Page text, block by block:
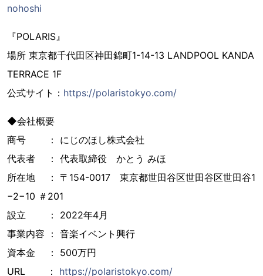
nohoshi
『POLARIS』
場所 東京都千代田区神田錦町1-14-13 LANDPOOL KANDA
TERRACE 1F
公式サイト： https://polaristokyo.com/
◆会社概要
商号 ： にじのほし株式会社
代表者 ： 代表取締役 かとう みほ
所在地 ： 〒154-0017 東京都世田谷区世田谷区世田谷1
−2−10 ＃201
設立 ： 2022年4月
事業内容 ： 音楽イベント興行
資本金 ： 500万円
URL ： https://polaristokyo.com/